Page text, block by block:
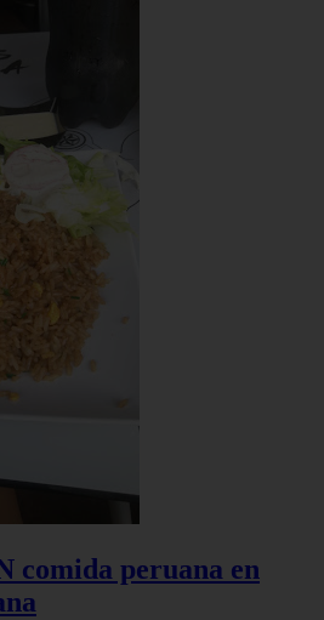
comida peruana en